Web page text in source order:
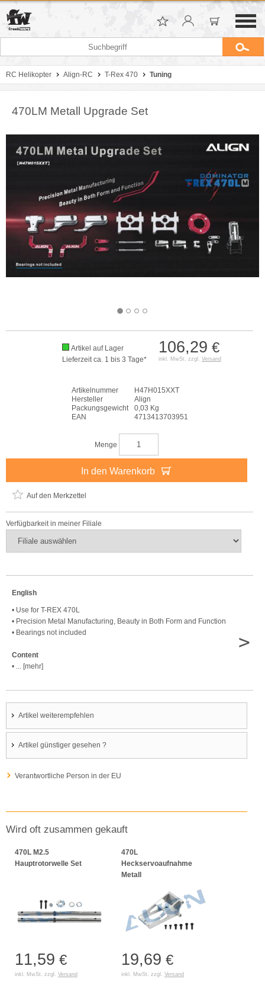
RC Helikopter Align-RC T-Rex 470 Tuning
470LM Metall Upgrade Set
106,29 €
inkl. MwSt. zzgl. Versand
Artikel auf Lager
Lieferzeit ca. 1 bis 3 Tage*
Artikelnummer
H47H015XXT
Hersteller
Align
Packungsgewicht
0,03 Kg
EAN
4713413703951
Menge
In den Warenkorb
Auf den Merkzettel
Verfügbarkeit in meiner Filiale
English
• Use for T-REX 470L
• Precision Metal Manufacturing, Beauty in Both Form and Function
• Bearings not included
Content
• ... [mehr]
>
Artikel weiterempfehlen
Artikel günstiger gesehen ?
Verantwortliche Person in der EU
Wird oft zusammen gekauft
470L M2.5
Hauptrotorwelle Set
11,59 €
inkl. MwSt. zzgl. Versand
470L
Heckservoaufnahme
Metall
19,69 €
inkl. MwSt. zzgl. Versand